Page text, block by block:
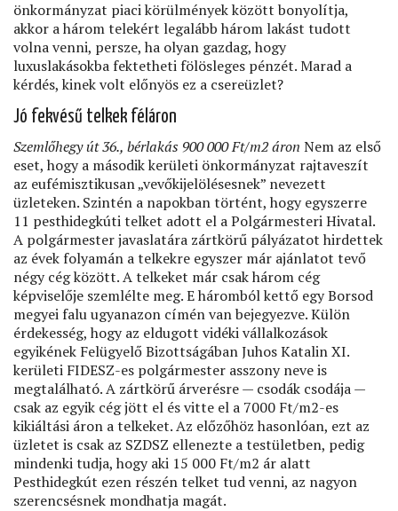
önkormányzat piaci körülmények között bonyolítja,
akkor a három telekért legalább három lakást tudott
volna venni, persze, ha olyan gazdag, hogy
luxuslakásokba fektetheti fölösleges pénzét. Marad a
kérdés, kinek volt előnyös ez a csereüzlet?
Jó fekvésű telkek féláron
Szemlőhegy út 36., bérlakás 900 000 Ft/m2 áron Nem az első
eset, hogy a második kerületi önkormányzat rajtaveszít
az eufémisztikusan „vevőkijelölésesnek” nevezett
üzleteken. Szintén a napokban történt, hogy egyszerre
11 pesthidegkúti telket adott el a Polgármesteri Hivatal.
A polgármester javaslatára zártkörű pályázatot hirdettek
az évek folyamán a telkekre egyszer már ajánlatot tevő
négy cég között. A telkeket már csak három cég
képviselője szemlélte meg. E háromból kettő egy Borsod
megyei falu ugyanazon címén van bejegyezve. Külön
érdekesség, hogy az eldugott vidéki vállalkozások
egyikének Felügyelő Bizottságában Juhos Katalin XI.
kerületi FIDESZ-es polgármester asszony neve is
megtalálható. A zártkörű árverésre — csodák csodája —
csak az egyik cég jött el és vitte el a 7000 Ft/m2-es
kikiáltási áron a telkeket. Az előzőhöz hasonlóan, ezt az
üzletet is csak az SZDSZ ellenezte a testületben, pedig
mindenki tudja, hogy aki 15 000 Ft/m2 ár alatt
Pesthidegkút ezen részén telket tud venni, az nagyon
szerencsésnek mondhatja magát.